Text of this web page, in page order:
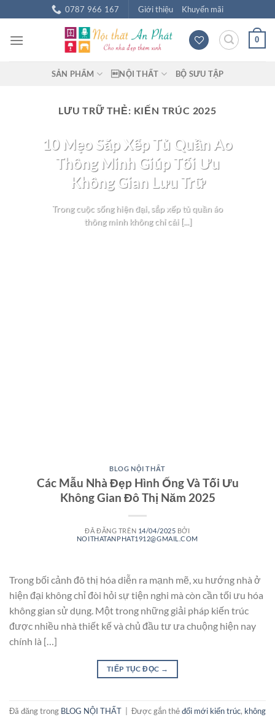
đến
nội
0787 966 167 Giới thiệu Khuyến mãi
0
SẢN PHẨM NỘI THẤT BỘ SƯU TẬP
LƯU TRỮ THẺ: KIẾN TRÚC 2025
10 Mẹo Sắp Xếp Tủ Quần Áo
Thông Minh Giúp Tối Ưu
Không Gian Lưu Trữ
Trong cuộc sống hiện đại, sắp xếp tủ quần áo
thông minh không chỉ cải [...]
BLOG NỘI THẤT
Các Mẫu Nhà Đẹp Hình Ống Và Tối Ưu
Không Gian Đô Thị Năm 2025
ĐÃ ĐĂNG TRÊN 14/04/2025 BỞI
NOITHATANPHAT1912@GMAIL.COM
Trong bối cảnh đô thị hóa diễn ra mạnh mẽ, xu hướng nhà ở
hiện đại không chỉ đòi hỏi sự tiện nghi mà còn cần tối ưu hóa
không gian sử dụng. Một trong những giải pháp kiến trúc
được nhiều nhà thiết kế và chủ đầu tư ưa chuộng hiện nay
chính là […]
TIẾP TỤC ĐỌC →
Đã đăng trong BLOG NỘI THẤT Được gắn thẻđổi mới kiến trúc, không